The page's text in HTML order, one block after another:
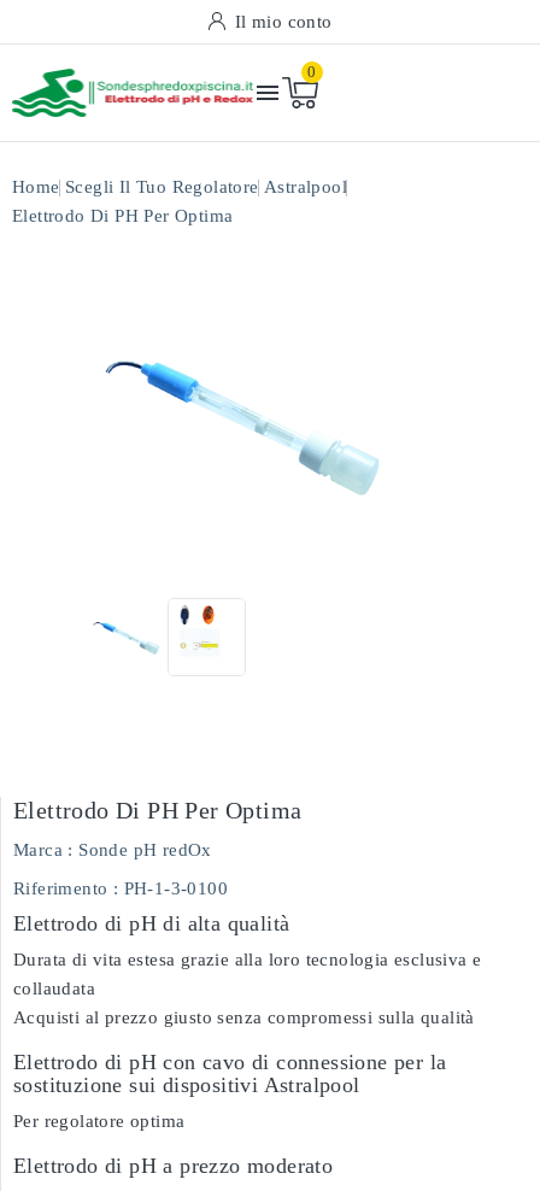
Il mio conto

0
Home Scegli Il Tuo Regolatore Astralpool
Elettrodo Di PH Per Optima
Elettrodo Di PH Per Optima
Marca : Sonde pH redOx
Riferimento : PH-1-3-0100
Elettrodo di pH di alta qualità
Durata di vita estesa grazie alla loro tecnologia esclusiva e
collaudata
Acquisti al prezzo giusto senza compromessi sulla qualità
Elettrodo di pH con cavo di connessione per la
sostituzione sui dispositivi Astralpool
Per regolatore optima
Elettrodo di pH a prezzo moderato